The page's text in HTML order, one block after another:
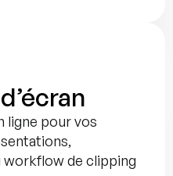
ligne pour vos
de clipping